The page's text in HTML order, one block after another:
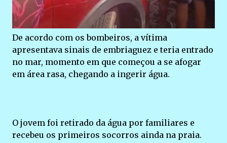
De acordo com os bombeiros, a vítima
apresentava sinais de embriaguez e teria entrado
no mar, momento em que começou a se afogar
em área rasa, chegando a ingerir água.
O jovem foi retirado da água por familiares e
recebeu os primeiros socorros ainda na praia.